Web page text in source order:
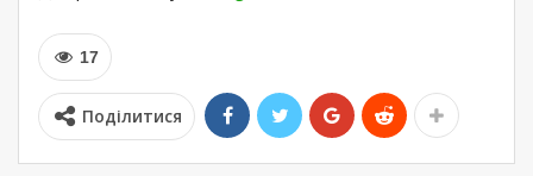
17
Поділитися